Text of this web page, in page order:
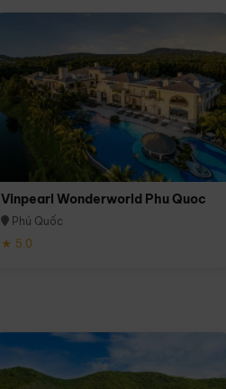
Vinpearl Wonderworld Phu Quoc
Phú Quốc
★ 5.0